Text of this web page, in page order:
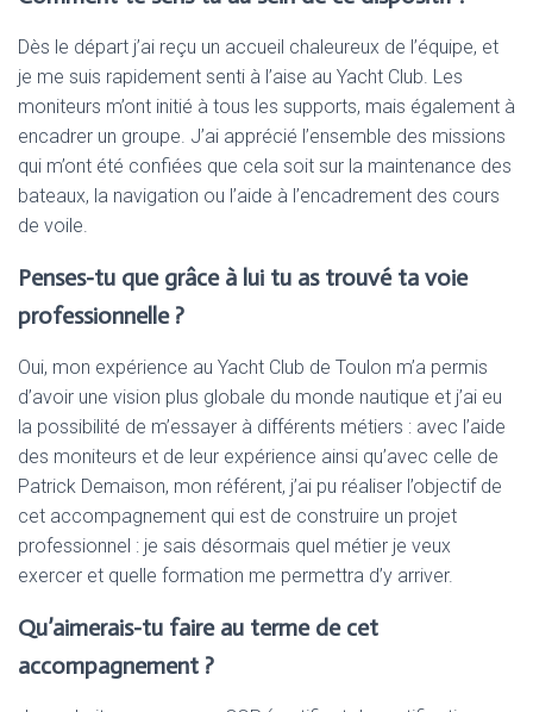
Dès le départ j’ai reçu un accueil chaleureux de l’équipe, et
je me suis rapidement senti à l’aise au Yacht Club. Les
moniteurs m’ont initié à tous les supports, mais également à
encadrer un groupe. J’ai apprécié l’ensemble des missions
qui m’ont été confiées que cela soit sur la maintenance des
bateaux, la navigation ou l’aide à l’encadrement des cours
de voile.
Penses-tu que grâce à lui tu as trouvé ta voie
professionnelle ?
Oui, mon expérience au Yacht Club de Toulon m’a permis
d’avoir une vision plus globale du monde nautique et j’ai eu
la possibilité de m’essayer à différents métiers : avec l’aide
des moniteurs et de leur expérience ainsi qu’avec celle de
Patrick Demaison, mon référent, j’ai pu réaliser l’objectif de
cet accompagnement qui est de construire un projet
professionnel : je sais désormais quel métier je veux
exercer et quelle formation me permettra d’y arriver.
Qu’aimerais-tu faire au terme de cet
accompagnement ?